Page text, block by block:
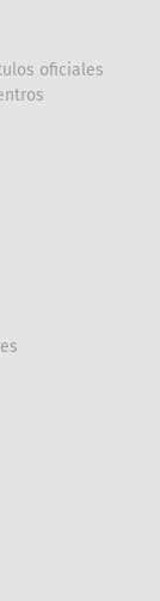
oficiales